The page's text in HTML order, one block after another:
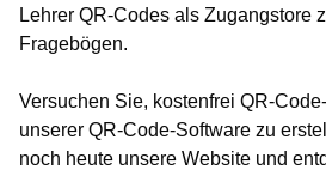
Lehrer QR-Codes als Zugangstore
Fragebögen.
Versuchen Sie, kostenfrei QR-
unserer QR-Code-Software zu
noch heute unsere Website und